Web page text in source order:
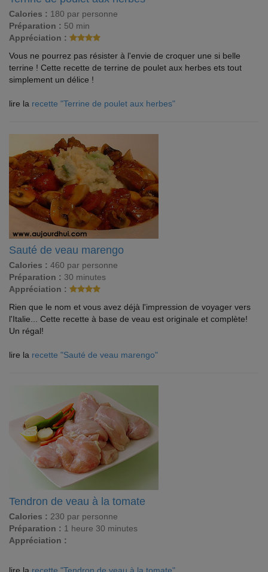
Calories : 180 par personne
Préparation : 50 min
Appréciation :
Vous ne pourrez pas résister à l'envie de croquer une si belle
terrine ! Cette recette de terrine de poulet aux herbes ets tout
simplement un délice !
lire la recette "Terrine de poulet aux herbes"
Sauté de veau marengo
Calories : 460 par personne
Préparation : 30 minutes
Appréciation :
Rien que le nom et vous avez déjà l'impression de voyager vers
l'Italie... Cette recette à base de veau est originale et complète!
Un régal!
lire la recette "Sauté de veau marengo"
Tendron de veau à la tomate
Calories : 230 par personne
Préparation : 1 heure 30 minutes
Appréciation :